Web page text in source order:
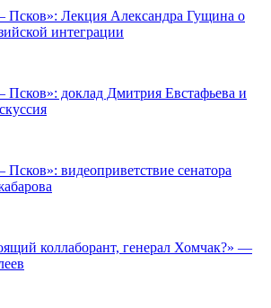
Псков»: Лекция Александра Гущина о
интеграции
Псков»: доклад Дмитрия Евстафьева и
Псков»: видеоприветствие сенатора
коллаборант, генерал Хомчак?» —